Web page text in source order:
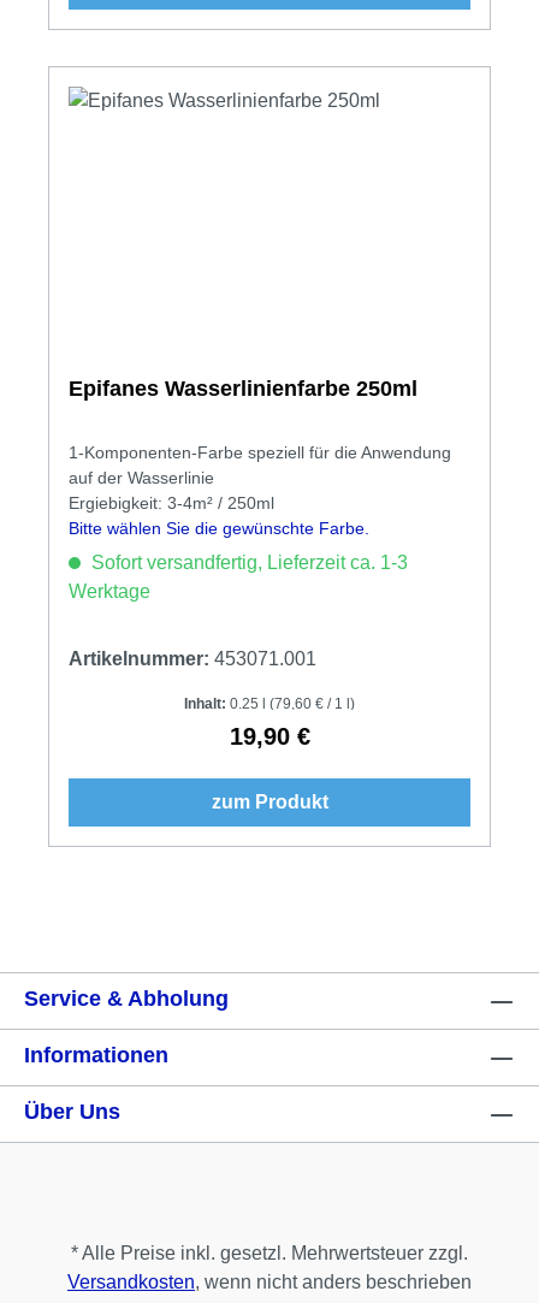
Epifanes Wasserlinienfarbe 250ml
1-Komponenten-Farbe speziell für die Anwendung
auf der Wasserlinie
Ergiebigkeit: 3-4m² / 250ml
Bitte wählen Sie die gewünschte Farbe.
Sofort versandfertig, Lieferzeit ca. 1-3
Werktage
Artikelnummer: 453071.001
Inhalt: 0.25 l (79,60 € / 1 l)
Regulärer Preis:
19,90 €
zum Produkt
Service & Abholung
Informationen
Über Uns
* Alle Preise inkl. gesetzl. Mehrwertsteuer zzgl.
Versandkosten, wenn nicht anders beschrieben